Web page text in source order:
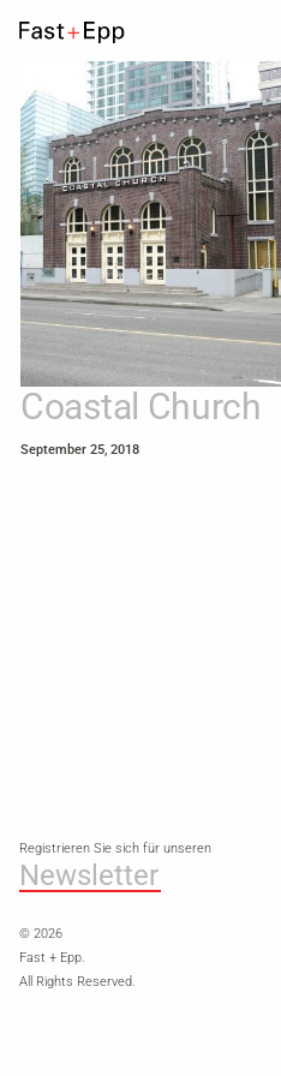
Coastal Church
September 25, 2018
© 2026
Fast + Epp.
All Rights Reserved.
Registrieren Sie sich für unseren
Newsletter